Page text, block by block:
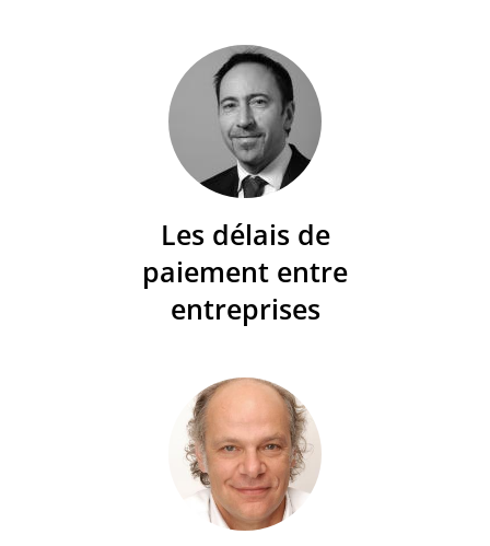
Les délais de
paiement entre
entreprises